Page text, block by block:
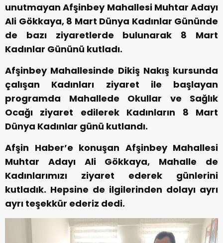
unutmayan Afşinbey Mahallesi Muhtar Adayı
Ali Gökkaya, 8 Mart Dünya Kadınlar Gününde
de bazı ziyaretlerde bulunarak 8 Mart
Kadınlar Gününü kutladı.
Afşinbey Mahallesinde Dikiş Nakış kursunda
çalışan Kadınları ziyaret ile başlayan
programda Mahallede Okullar ve Sağlık
Ocağı ziyaret edilerek Kadınların 8 Mart
Dünya Kadınlar günü kutlandı.
Afşin Haber’e konuşan Afşinbey Mahallesi
Muhtar Adayı Ali Gökkaya, Mahalle de
Kadınlarımızı ziyaret ederek günlerini
kutladık. Hepsine de ilgilerinden dolayı ayrı
ayrı teşekkür ederiz dedi.